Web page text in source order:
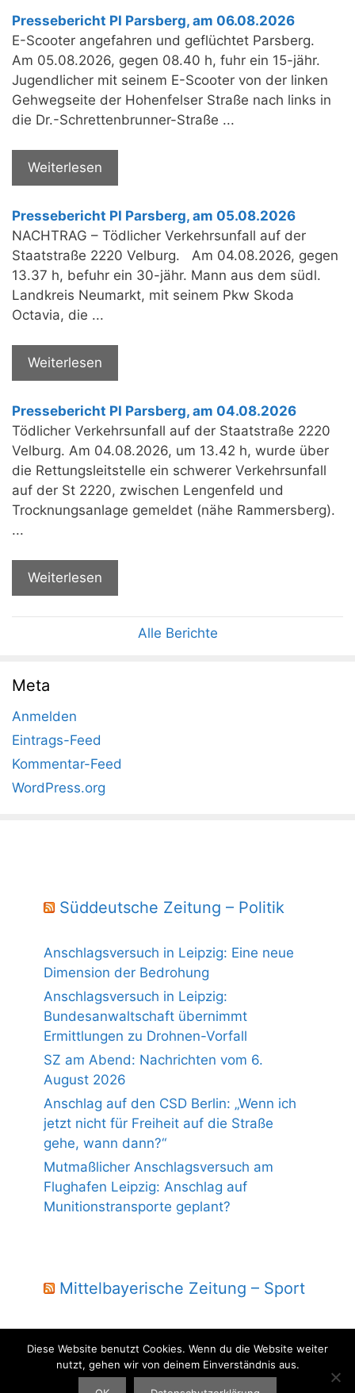
Pressebericht PI Parsberg, am 06.08.2026
E-Scooter angefahren und geflüchtet Parsberg.
Am 05.08.2026, gegen 08.40 h, fuhr ein 15-jähr.
Jugendlicher mit seinem E-Scooter von der linken
Gehwegseite der Hohenfelser Straße nach links in
die Dr.-Schrettenbrunner-Straße ...
Weiterlesen
Pressebericht PI Parsberg, am 05.08.2026
NACHTRAG – Tödlicher Verkehrsunfall auf der
Staatstraße 2220 Velburg. Am 04.08.2026, gegen
13.37 h, befuhr ein 30-jähr. Mann aus dem südl.
Landkreis Neumarkt, mit seinem Pkw Skoda
Octavia, die ...
Weiterlesen
Pressebericht PI Parsberg, am 04.08.2026
Tödlicher Verkehrsunfall auf der Staatstraße 2220
Velburg. Am 04.08.2026, um 13.42 h, wurde über
die Rettungsleitstelle ein schwerer Verkehrsunfall
auf der St 2220, zwischen Lengenfeld und
Trocknungsanlage gemeldet (nähe Rammersberg).
...
Weiterlesen
Alle Berichte
Meta
Anmelden
Eintrags-Feed
Kommentar-Feed
WordPress.org
Süddeutsche Zeitung – Politik
Anschlagsversuch in Leipzig: Eine neue
Dimension der Bedrohung
Anschlagsversuch in Leipzig:
Bundesanwaltschaft übernimmt
Ermittlungen zu Drohnen-Vorfall
SZ am Abend: Nachrichten vom 6.
August 2026
Anschlag auf den CSD Berlin: „Wenn ich
jetzt nicht für Freiheit auf die Straße
gehe, wann dann?“
Mutmaßlicher Anschlagsversuch am
Flughafen Leipzig: Anschlag auf
Munitionstransporte geplant?
Mittelbayerische Zeitung – Sport
© 2004 - 2026 Laber Jura - powered by wmm-gbr.de
Diese Website benutzt Cookies. Wenn du die Website weiter
nutzt, gehen wir von deinem Einverständnis aus.